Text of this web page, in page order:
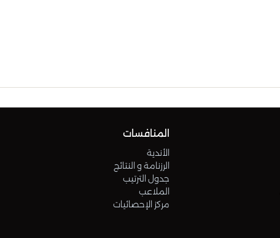
المنافسات
الأندية
الرزنامة و النتائج
جدول الترتيب
الملاعب
مركز الإحصائيات